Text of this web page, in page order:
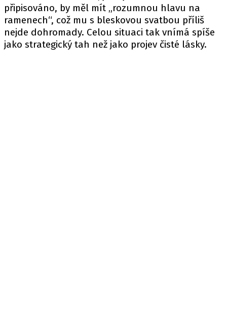
připisováno, by měl mít „rozumnou hlavu na
ramenech“, což mu s bleskovou svatbou příliš
nejde dohromady. Celou situaci tak vnímá spíše
jako strategický tah než jako projev čisté lásky.